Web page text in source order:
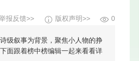
0
版权声明>>
报反馈>>
级叙事为背景，聚焦小人物的挣
面跟着榜中榜编辑一起来看看详